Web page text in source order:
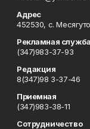
Адрес
452530, с.
Рекламная служба
(347)983-37-93
Редакция
8(347)98 3-37-46
Приемная
(347)983-38-11
Сотрудничество